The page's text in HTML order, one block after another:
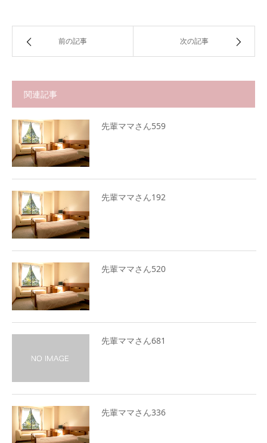
前の記事 次の記事
関連記事
先輩ママさん559
先輩ママさん192
先輩ママさん520
先輩ママさん681
先輩ママさん336